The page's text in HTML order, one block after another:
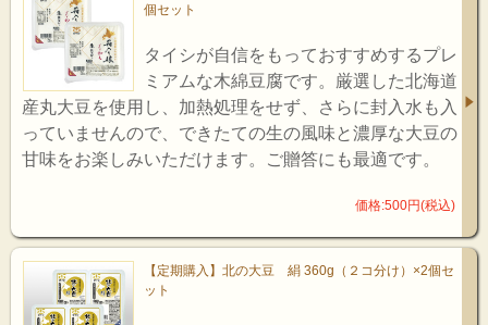
個セット
タイシが自信をもっておすすめするプレ
ミアムな木綿豆腐です。厳選した北海道
産丸大豆を使用し、加熱処理をせず、さらに封入水も入
っていませんので、できたての生の風味と濃厚な大豆の
甘味をお楽しみいただけます。ご贈答にも最適です。
価格:500円(税込)
【定期購入】北の大豆 絹 360g（２コ分け）×2個セ
ット